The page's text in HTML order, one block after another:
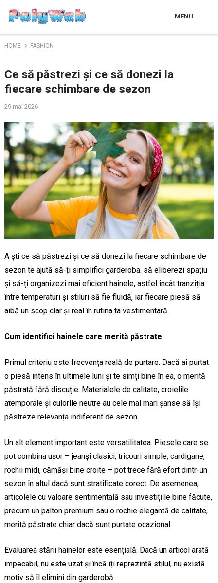
MENU
HOME FASHION
Ce să păstrezi și ce să donezi la
fiecare schimbare de sezon
29 mai 2026
A ști ce să păstrezi și ce să donezi la fiecare schimbare de
sezon te ajută să-ți simplifici garderoba, să eliberezi spațiu
și să-ți organizezi mai eficient hainele, astfel încât tranziția
între temperaturi și stiluri să fie fluidă, iar fiecare piesă să
aibă un scop clar și real în rutina ta vestimentară.
Cum identifici hainele care merită păstrate
Primul criteriu este frecvența reală de purtare. Dacă ai purtat
o piesă intens în ultimele luni și te simți bine în ea, o merită
păstrată fără discuție. Materialele de calitate, croielile
atemporale și culorile neutre au cele mai mari șanse să își
păstreze relevanța indiferent de sezon.
Un alt element important este versatilitatea. Piesele care se
pot combina ușor – jeanși clasici, tricouri simple, cardigane,
rochii midi, cămăși bine croite – pot trece fără efort dintr-un
sezon în altul dacă sunt stratificate corect. De asemenea,
articolele cu valoare sentimentală sau investițiile bine făcute,
precum un palton premium sau o rochie elegantă de calitate,
merită păstrate chiar dacă sunt purtate ocazional.
Evaluarea stării hainelor este esențială. Dacă un articol arată
impecabil, nu este uzat și încă îți reprezintă stilul, nu există
motiv să îl elimini din garderobă.